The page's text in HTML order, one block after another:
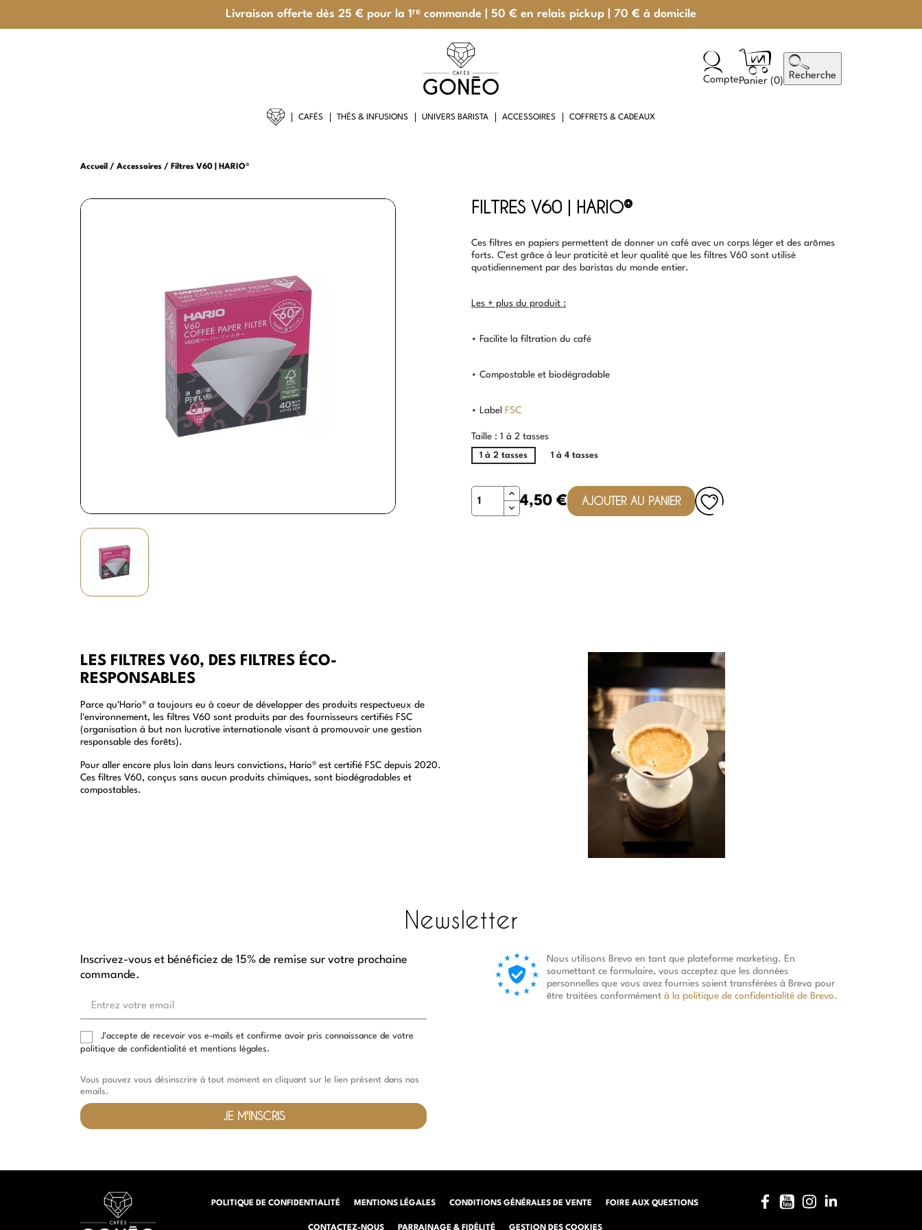
Livraison offerte dès 25 € pour la 1ʳᵉ commande | 50 € en relais pickup | 70 € à domicile
ComptePanier (0)
Recherche
CAFÉS THÉS & INFUSIONS UNIVERS BARISTA ACCESSOIRES COFFRETS & CADEAUX
Accueil Accessoires Filtres V60 | HARIO®
FILTRES V60 | HARIO®
Ces filtres en papiers permettent de donner un café avec un corps léger et des arômes
forts. C’est grâce à leur praticité et leur qualité que les filtres V60 sont utilisé
quotidiennement par des baristas du monde entier.
Les + plus du produit :
• Facilite la filtration du café
• Compostable et biodégradable
• Label FSC
Taille : 1 à 2 tasses
1 à 2 tasses 1 à 4 tasses
Quantité
4,50 € AJOUTER AU PANIER
LES FILTRES V60, DES FILTRES ÉCO-
RESPONSABLES
Parce qu'Hario® a toujours eu à coeur de développer des produits respectueux de
l'environnement, les filtres V60 sont produits par des fournisseurs certifiés FSC
(organisation à but non lucrative internationale visant à promouvoir une gestion
responsable des forêts).
Pour aller encore plus loin dans leurs convictions, Hario® est certifié FSC depuis 2020.
Ces filtres V60, conçus sans aucun produits chimiques, sont biodégradables et
compostables.
Newsletter
Inscrivez-vous et bénéficiez de 15% de remise sur votre prochaine
commande.
Entrez
votre
email
J'accepte de recevoir vos e-mails et confirme avoir pris connaissance de votre
politique de confidentialité et mentions légales.
Vous pouvez vous désinscrire à tout moment en cliquant sur le lien présent dans nos
emails.
JE M'INSCRIS
Nous utilisons Brevo en tant que plateforme marketing. En
soumettant ce formulaire, vous acceptez que les données
personnelles que vous avez fournies soient transférées à Brevo pour
être traitées conformément à la politique de confidentialité de Brevo.
POLITIQUE DE CONFIDENTIALITÉ MENTIONS LÉGALES CONDITIONS GÉNÉRALES DE VENTE FOIRE AUX QUESTIONS
CONTACTEZ-NOUS PARRAINAGE & FIDÉLITÉ GESTION DES COOKIES
FacebookYouTubeInstagramLinkedIn